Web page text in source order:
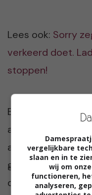
Lees ook: Sorry
verkeerd doet.
stoppen!
Belangrijk is dus
aanbiedt als het
achter staat. Het
geven dat je fout
de boodschap die
vergelijkbare
slaan en in te
wij om
functioneren,
analyseren,